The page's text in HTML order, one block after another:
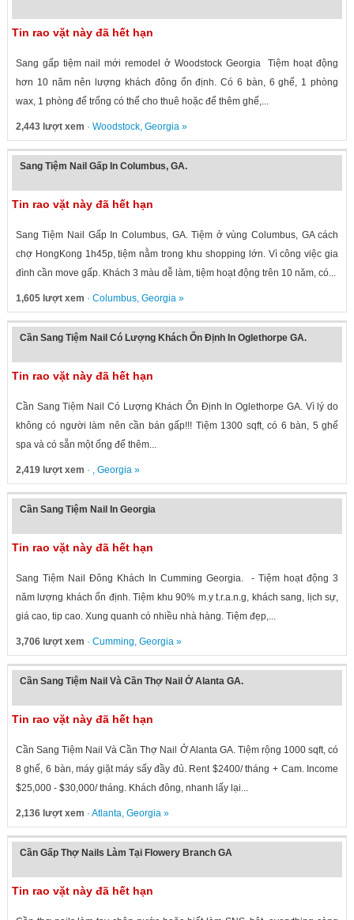
Tin rao vặt này đã hết hạn
Sang gấp tiệm nail mới remodel ở Woodstock Georgia Tiệm hoạt động
hơn 10 năm nên lượng khách đông ổn định. Có 6 bàn, 6 ghế, 1 phòng
wax, 1 phòng để trống có thể cho thuê hoặc để thêm ghế,...
2,443 lượt xem · Woodstock, Georgia»
Sang Tiệm Nail Gấp In Columbus, GA.
Tin rao vặt này đã hết hạn
Sang Tiệm Nail Gấp In Columbus, GA. Tiệm ở vùng Columbus, GA cách
chợ HongKong 1h45p, tiệm nằm trong khu shopping lớn. Vì công việc gia
đình cần move gấp. Khách 3 màu dễ làm, tiệm hoạt động trên 10 năm, có...
1,605 lượt xem · Columbus, Georgia»
Cần Sang Tiệm Nail Có Lượng Khách Ổn Định In Oglethorpe GA.
Tin rao vặt này đã hết hạn
Cần Sang Tiệm Nail Có Lượng Khách Ổn Định In Oglethorpe GA. Vì lý do
không có người làm nên cần bán gấp!!! Tiệm 1300 sqft, có 6 bàn, 5 ghế
spa và có sẵn một ống để thêm...
2,419 lượt xem · , Georgia»
Cần Sang Tiệm Nail In Georgia
Tin rao vặt này đã hết hạn
Sang Tiệm Nail Đông Khách In Cumming Georgia. - Tiệm hoạt động 3
năm lượng khách ổn định. Tiệm khu 90% m.y t.r.a.n.g, khách sang, lịch sự,
giá cao, tip cao. Xung quanh có nhiều nhà hàng. Tiệm đẹp,...
3,706 lượt xem · Cumming, Georgia»
Cần Sang Tiệm Nail Và Cần Thợ Nail Ở Alanta GA.
Tin rao vặt này đã hết hạn
Cần Sang Tiệm Nail Và Cần Thợ Nail Ở Alanta GA. Tiệm rộng 1000 sqft, có
8 ghế, 6 bàn, máy giặt máy sấy đầy đủ. Rent $2400/ tháng + Cam. Income
$25,000 - $30,000/ tháng. Khách đông, nhanh lấy lại...
2,136 lượt xem · Atlanta, Georgia»
Cần Gấp Thợ Nails Làm Tại Flowery Branch GA
Tin rao vặt này đã hết hạn